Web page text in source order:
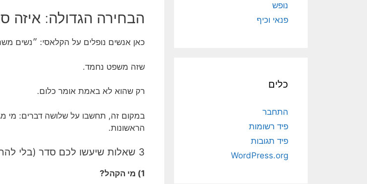
הבחירה הגדולה: איזה
כאן אנשים נופלים על הקלאסי: ״נשים
שזה משפט נחמד.
רק שהוא לא באמת אומר כלום.
במקום זה, תחשבו על שלושה דברים: מי
הראשונות.
3 שאלות שיעשו לכם סדר (בלי להתחרפן)
1) מי הקהל?
נופש
פנאי וכיף
כלים
התחבר
פיד רשומות
פיד תגובות
WordPress.org